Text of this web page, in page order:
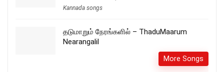
Kannada songs
தடுமாறும் நேரங்களில் – ThaduMaarum
Nearangalil
More Songs